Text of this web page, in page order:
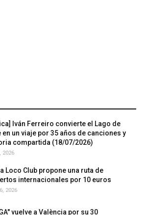
Iván Ferreiro convierte el Lago de
en un viaje por 35 años de canciones y
compartida (18/07/2026)
2026
Loco Club propone una ruta de
internacionales por 10 euros
2026
vuelve a València por su 30